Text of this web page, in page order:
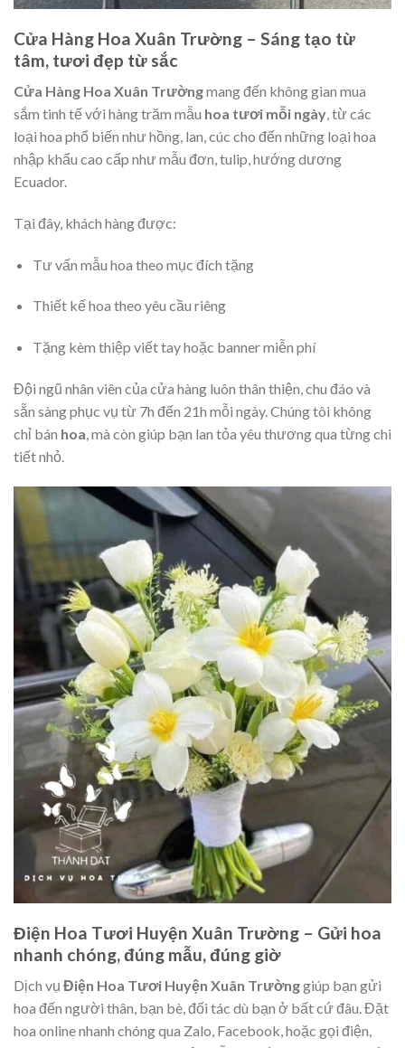
Cửa Hàng Hoa Xuân Trường – Sáng tạo từ
tâm, tươi đẹp từ sắc
Cửa Hàng Hoa Xuân Trườngmang đến không gian mua
sắm tinh tế với hàng trăm mẫu hoa tươi mỗi ngày, từ các
loại hoa phổ biến như hồng, lan, cúc cho đến những loại hoa
nhập khẩu cao cấp như mẫu đơn, tulip, hướng dương
Ecuador.
Tại đây, khách hàng được:
Tư vấn mẫu hoa theo mục đích tặng
Thiết kế hoa theo yêu cầu riêng
Tặng kèm thiệp viết tay hoặc banner miễn phí
Đội ngũ nhân viên của cửa hàng luôn thân thiện, chu đáo và
sẵn sàng phục vụ từ 7h đến 21h mỗi ngày. Chúng tôi không
chỉ bán hoa, mà còn giúp bạn lan tỏa yêu thương qua từng chi
tiết nhỏ.
Điện Hoa Tươi Huyện Xuân Trường – Gửi hoa
nhanh chóng, đúng mẫu, đúng giờ
Dịch vụ Điện Hoa Tươi Huyện Xuân Trườnggiúp bạn gửi
hoa đến người thân, bạn bè, đối tác dù bạn ở bất cứ đâu. Đặt
hoa online nhanh chóng qua Zalo, Facebook, hoặc gọi điện,